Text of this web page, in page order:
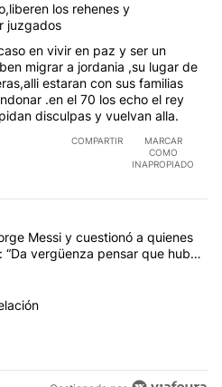
los rehenes y
juzgados
en vivir en paz y ser un
migrar a jordania ,su lugar de
estaran con sus familias
.en el 70 los echo el rey
disculpas y vuelvan alla.
COMPARTIR
MARCAR
COMO
INAPROPIADO
con más comentarios en los
título "Milei despidió a Jorge
Messi y cuestionó a quienes
“Da vergüenza pensar que hubo
título "Canciller de cancelación"